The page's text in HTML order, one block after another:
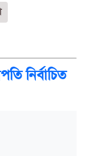
নির্বাচিত